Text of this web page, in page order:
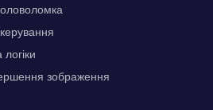
зображення